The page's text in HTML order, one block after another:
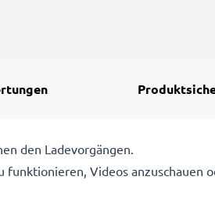
den Ladevorgängen.
funktionieren, Videos anzuschauen